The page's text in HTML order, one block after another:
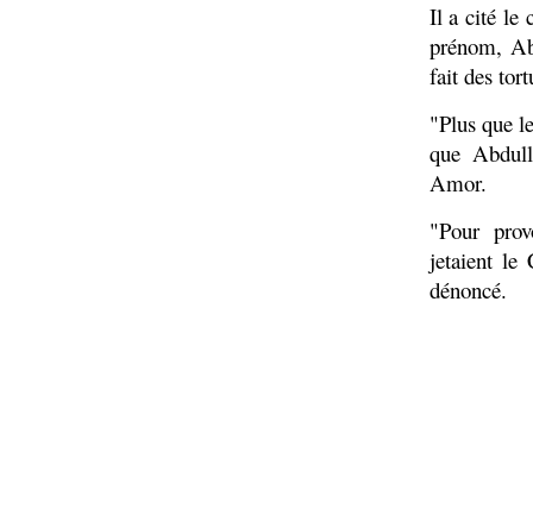
Il a cité le
prénom,
fait des
"Plus que
que
Amor.
"Pour
jetaient le
dénoncé.